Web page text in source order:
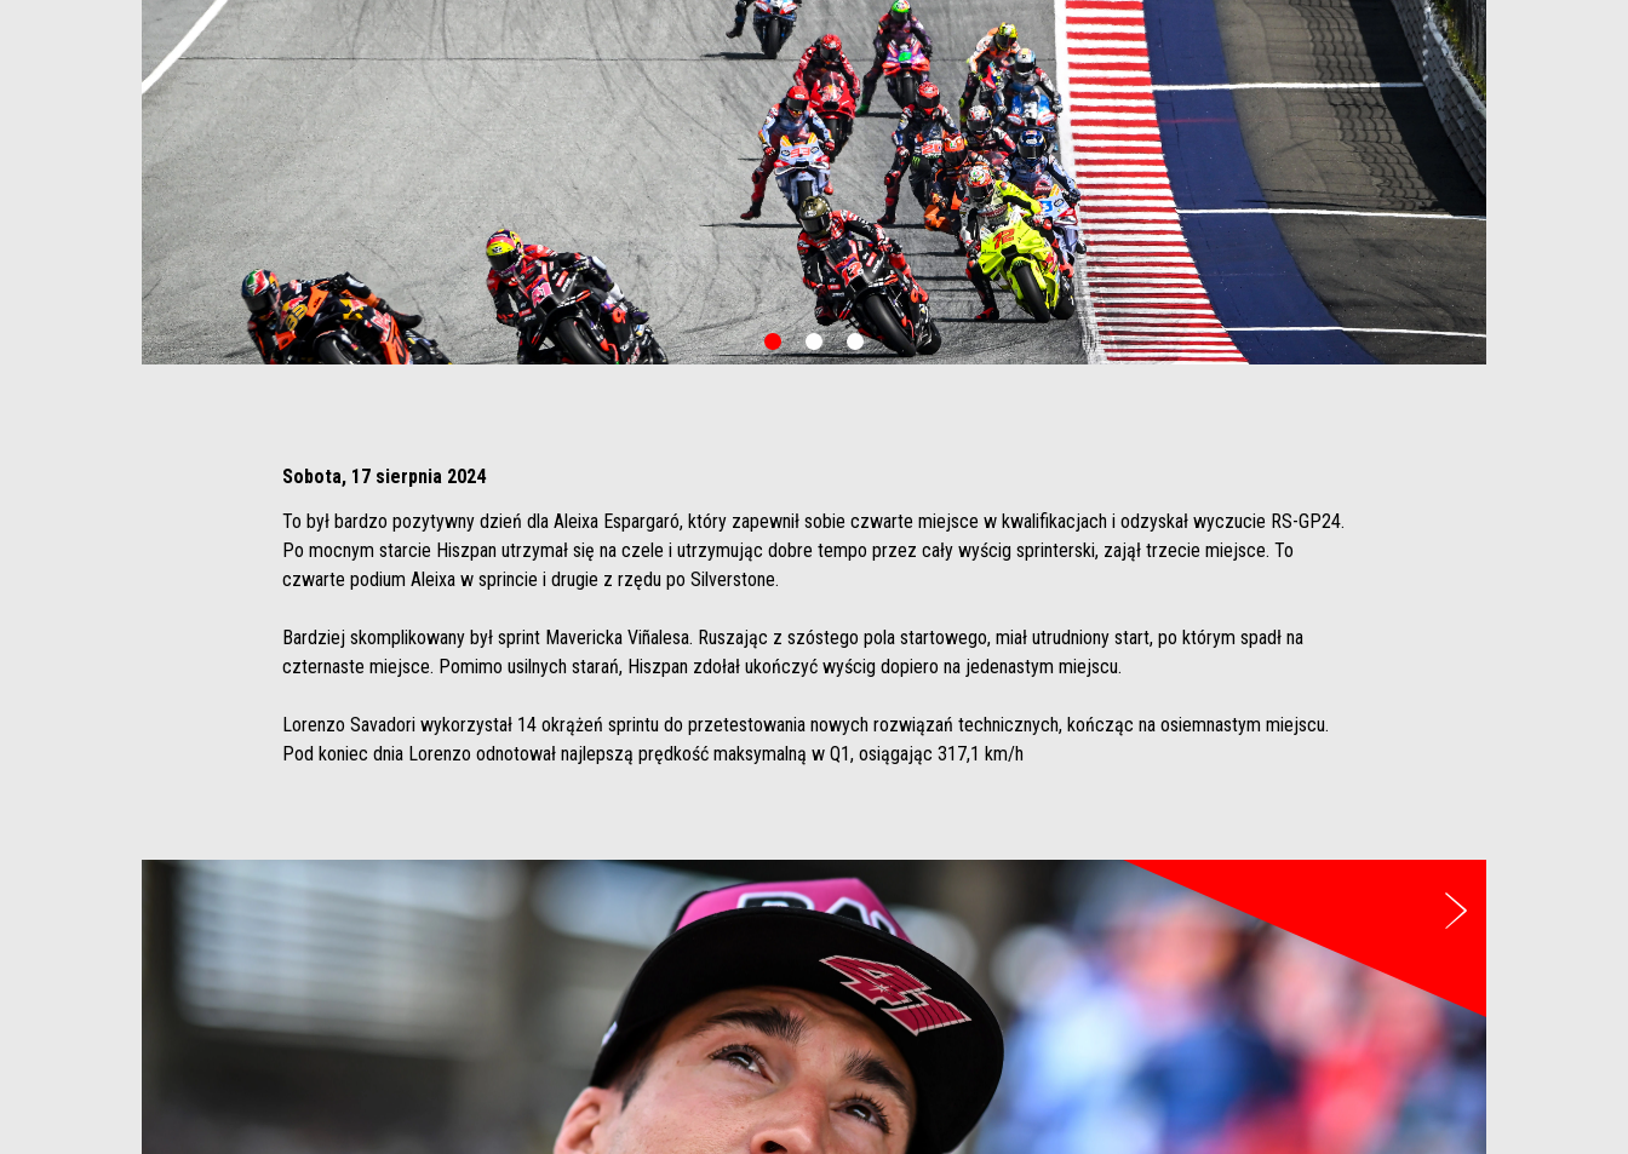
item
0
item
1
item
2
Sobota, 17 sierpnia 2024
To był bardzo pozytywny dzień dla Aleixa Espargaró, który zapewnił sobie czwarte miejsce w kwalifikacjach i odzyskał wyczucie RS-GP24.
Po mocnym starcie Hiszpan utrzymał się na czele i utrzymując dobre tempo przez cały wyścig sprinterski, zajął trzecie miejsce. To
czwarte podium Aleixa w sprincie i drugie z rzędu po Silverstone.
Bardziej skomplikowany był sprint Mavericka Viñalesa. Ruszając z szóstego pola startowego, miał utrudniony start, po którym spadł na
czternaste miejsce. Pomimo usilnych starań, Hiszpan zdołał ukończyć wyścig dopiero na jedenastym miejscu.
Lorenzo Savadori wykorzystał 14 okrążeń sprintu do przetestowania nowych rozwiązań technicznych, kończąc na osiemnastym miejscu.
Pod koniec dnia Lorenzo odnotował najlepszą prędkość maksymalną w Q1, osiągając 317,1 km/h
Następny